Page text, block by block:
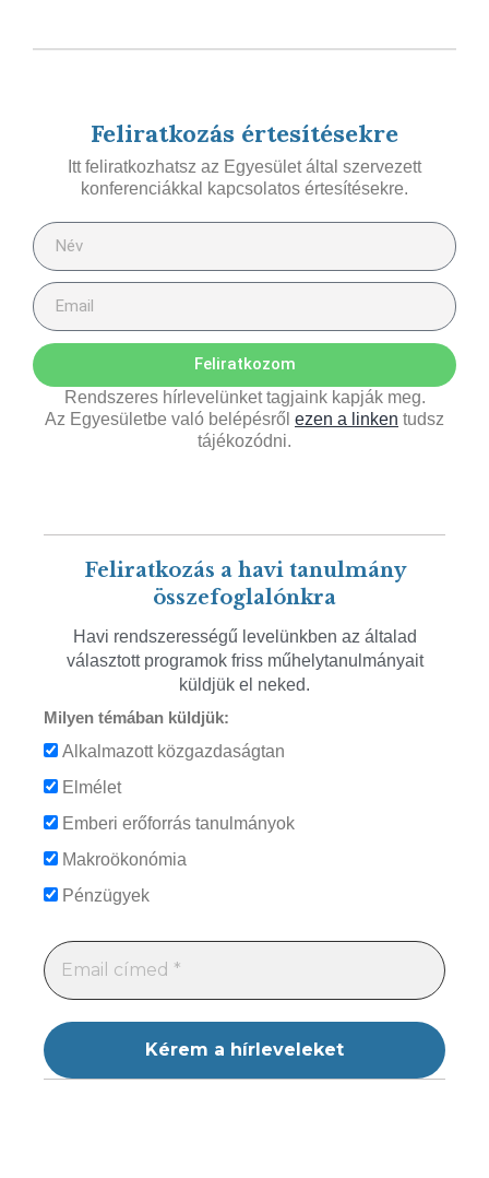
Feliratkozás értesítésekre
Itt feliratkozhatsz az Egyesület által szervezett
konferenciákkal kapcsolatos értesítésekre.
Feliratkozom
Rendszeres hírlevelünket tagjaink kapják meg.
Az Egyesületbe való belépésről ezen a linken tudsz
tájékozódni.
Feliratkozás a havi tanulmány
összefoglalónkra
Havi rendszerességű levelünkben az általad
választott programok friss műhelytanulmányait
küldjük el neked.
Milyen témában küldjük:
Alkalmazott közgazdaságtan
Elmélet
Emberi erőforrás tanulmányok
Makroökonómia
Pénzügyek